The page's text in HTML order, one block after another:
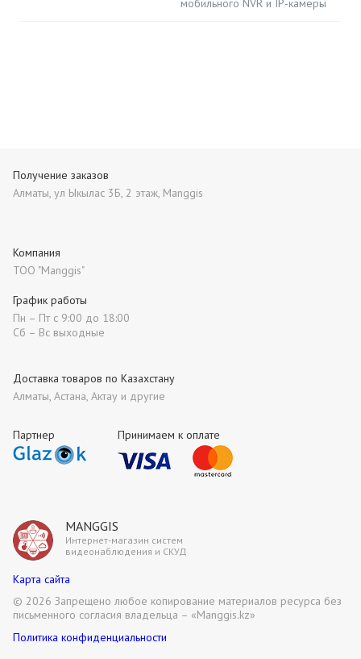
мобильного NVR и IP-камеры
MANGGIS
Интернет-магазин систем
видеонаблюдения и СКУД
Партнер Принимаем к оплате
Получение заказов
Алматы, ул Ыкылас 3Б, 2 этаж, Manggis
Компания
ТОО "Manggis"
Доставка товаров по Казахстану
Алматы, Астана, Актау и другие
График работы
Пн – Пт с 9:00 до 18:00
Сб – Вс выходные
Карта сайта
Политика конфиденциальности
© 2026 Запрещено любое копирование материалов ресурса без
письменного согласия владельца – «Manggis.kz»